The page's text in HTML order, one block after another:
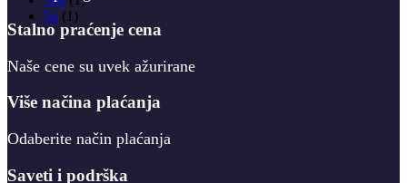
5g (1)
Stalno praćenje cena
Naše cene su uvek ažurirane
Više načina plaćanja
Odaberite način plaćanja
Saveti i podrška